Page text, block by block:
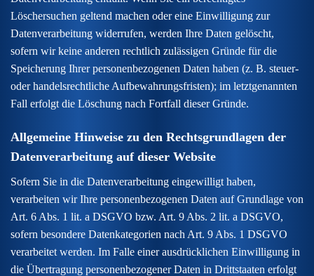
Löschersuchen geltend machen oder eine Einwilligung zur
Datenverarbeitung widerrufen, werden Ihre Daten gelöscht,
sofern wir keine anderen rechtlich zulässigen Gründe für die
Speicherung Ihrer personenbezogenen Daten haben (z. B. steuer-
oder handelsrechtliche Aufbewahrungsfristen); im letztgenannten
Fall erfolgt die Löschung nach Fortfall dieser Gründe.
Allgemeine Hinweise zu den Rechtsgrundlagen der
Datenverarbeitung auf dieser Website
Sofern Sie in die Datenverarbeitung eingewilligt haben,
verarbeiten wir Ihre personenbezogenen Daten auf Grundlage von
Art. 6 Abs. 1 lit. a DSGVO bzw. Art. 9 Abs. 2 lit. a DSGVO,
sofern besondere Datenkategorien nach Art. 9 Abs. 1 DSGVO
verarbeitet werden. Im Falle einer ausdrücklichen Einwilligung in
die Übertragung personenbezogener Daten in Drittstaaten erfolgt